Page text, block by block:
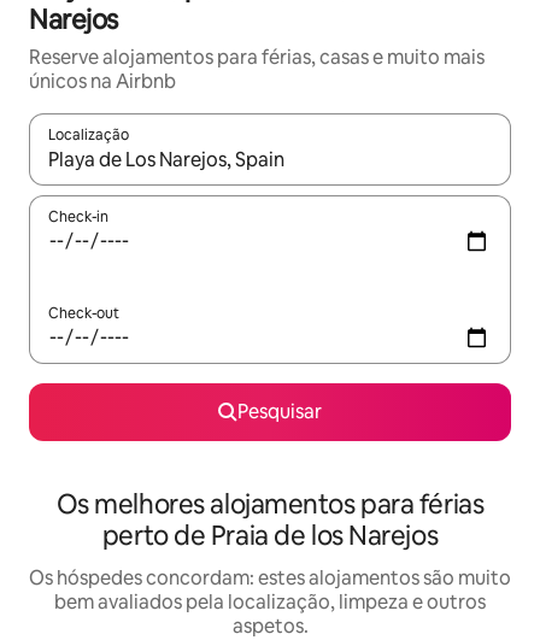
Narejos
Reserve alojamentos para férias, casas e muito mais
únicos na Airbnb
Localização
Quando os resultados estiverem disponíveis, navegue com
Check-in
Check-out
Pesquisar
Os melhores alojamentos para férias
perto de Praia de los Narejos
Os hóspedes concordam: estes alojamentos são muito
bem avaliados pela localização, limpeza e outros
aspetos.